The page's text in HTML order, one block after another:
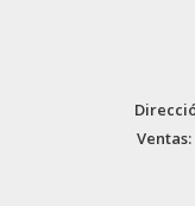
Ventas: